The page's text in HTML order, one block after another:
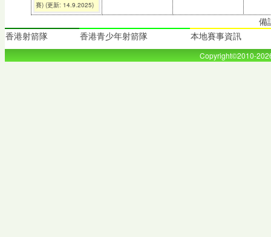
賽) (更新: 14.9.2025)
備
香港射箭隊
香港青少年射箭隊 本地賽事資訊
Copyright©2010-